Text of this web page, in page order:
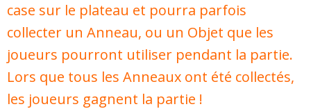
case sur le plateau et pourra parfois
collecter un Anneau, ou un Objet que les
joueurs pourront utiliser pendant la partie.
Lors que tous les Anneaux ont été collectés,
les joueurs gagnent la partie !